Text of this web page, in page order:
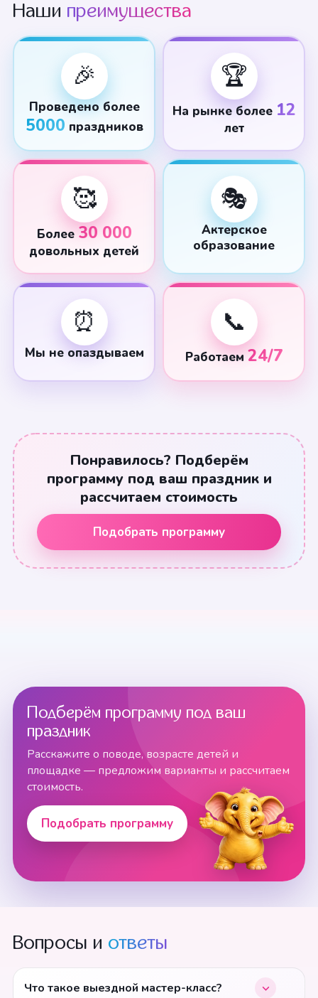
Наши преимущества
🎉
Проведено более
5000 праздников
🏆
На рынке более 12
лет
🥰
Более30 000
довольных детей
🎭
Актерское
образование
⏰
Мы не опаздываем
📞
Работаем 24/7
Понравилось? Подберём
программу под ваш праздник и
рассчитаем стоимость
Подобрать программу
Подберём программу под ваш
праздник
Расскажите о поводе, возрасте детей и
площадке — предложим варианты и рассчитаем
стоимость.
Подобрать программу
Вопросы и ответы
Что такое выездной мастер-класс?